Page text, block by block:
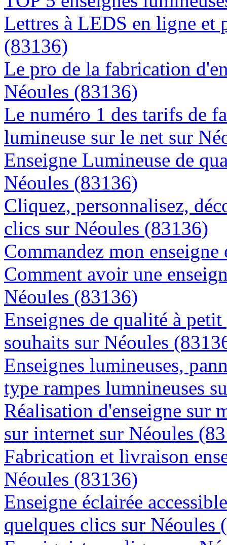
Lettres à LEDS en ligne et
(83136)
Le pro de la fabrication
Néoules (83136)
Le numéro 1 des tarifs de
lumineuse sur le net sur
Enseigne Lumineuse de
Néoules (83136)
Cliquez, personnalisez,
clics sur Néoules (83136)
Commandez mon
Comment avoir une
Néoules (83136)
Enseignes de qualité à
souhaits sur Néoules
Enseignes lumineuses,
type rampes lumnineuses
Réalisation d'enseigne sur
sur internet sur Néoules
Fabrication et livraison
Néoules (83136)
Enseigne éclairée
quelques clics sur Néoules